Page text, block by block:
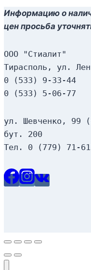
Информацию о
цен просьба
ООО "Стиалит"
Тирасполь, ул.
0 (533) 9-33-44
0 (533) 5-06-77
ул. Шевченко, 99
бут. 200
Тел. 0 (779) 71-